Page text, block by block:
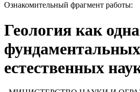
Ознакомительный фрагмент работы:
Геология как
фундаментальных
естественных